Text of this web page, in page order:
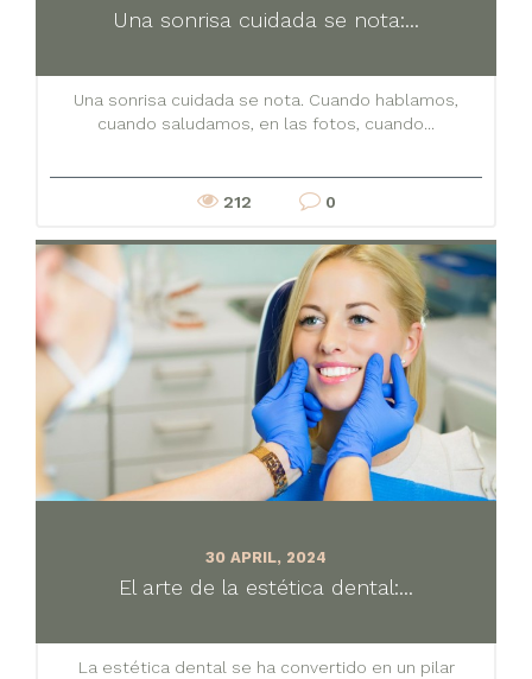
Una sonrisa cuidada se nota:...
Una sonrisa cuidada se nota. Cuando hablamos,
cuando saludamos, en las fotos, cuando...
212 0
30 APRIL, 2024
El arte de la estética dental:...
La estética dental se ha convertido en un pilar